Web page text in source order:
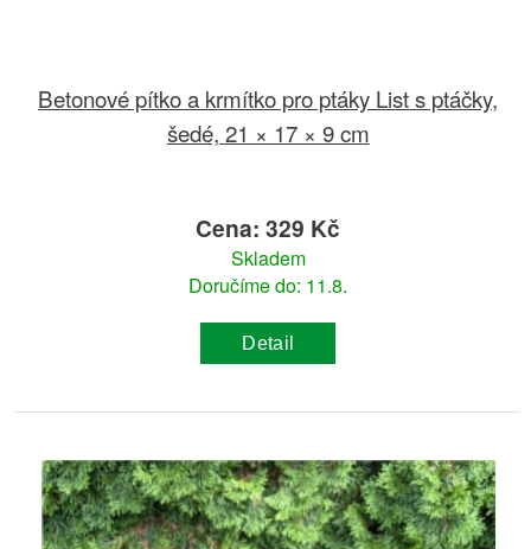
Betonové pítko a krmítko pro ptáky List s ptáčky,
šedé, 21 × 17 × 9 cm
Cena: 329 Kč
Skladem
Doručíme do: 11.8.
Detail